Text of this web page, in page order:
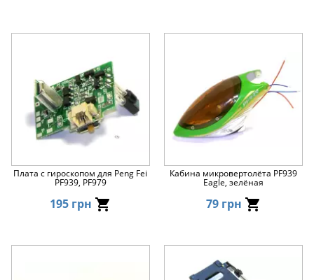
Плата с гироскопом для Peng Fei
PF939, PF979
195 грн
Кабина микровертолёта PF939
Eagle, зелёная
79 грн